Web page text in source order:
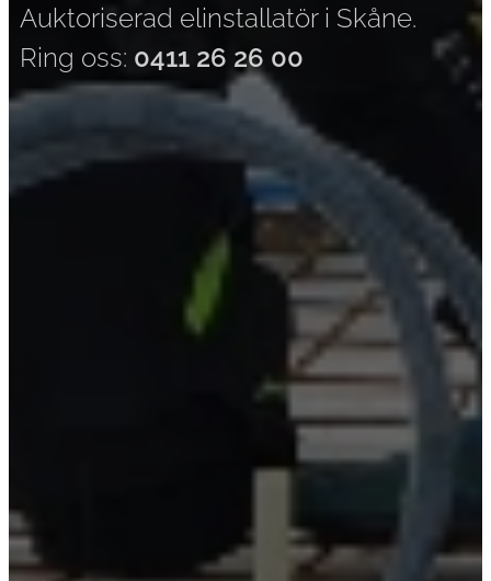
Auktoriserad elinstallatör i Skåne.
Ring oss: 0411 26 26 00